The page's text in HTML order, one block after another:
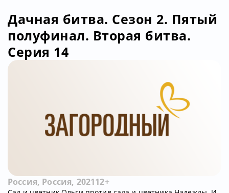
ПЕРЕДАЧИ
ТЕЛЕПРОГРАММА
Дачная битва. Сезон 2. Пятый
полуфинал. Вторая битва.
Серия 14
Россия, Россия, 202112+